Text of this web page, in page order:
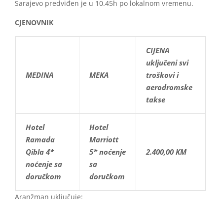
Sarajevo predviđen je u 10.45h po lokalnom vremenu.
CJENOVNIK
MEDINA MEKA
CIJENA
uključeni svi
troškovi i
aerodromske
takse
Hotel
Ramada
Qibla 4*
noćenje sa
doručkom
Hotel
Marriott
5* noćenje
sa
doručkom
2.400,00 KM
Aranžman uključuje: